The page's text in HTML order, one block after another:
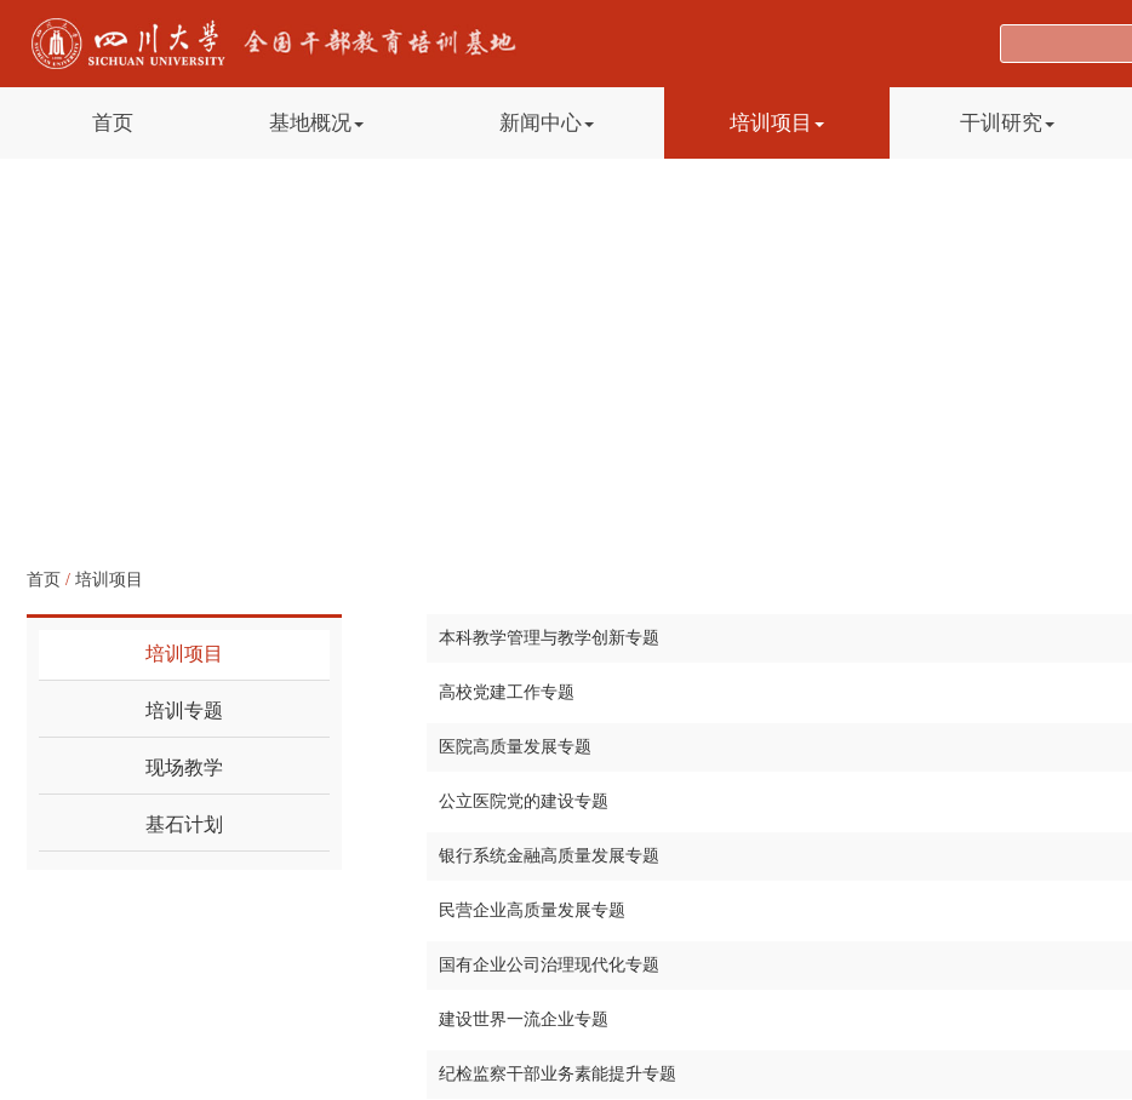
首页 基地概况 新闻中心 培训项目 干训研究
首页 / 培训项目
培训项目
培训专题
现场教学
基石计划
本科教学管理与教学创新专题
高校党建工作专题
医院高质量发展专题
公立医院党的建设专题
银行系统金融高质量发展专题
民营企业高质量发展专题
国有企业公司治理现代化专题
建设世界一流企业专题
纪检监察干部业务素能提升专题